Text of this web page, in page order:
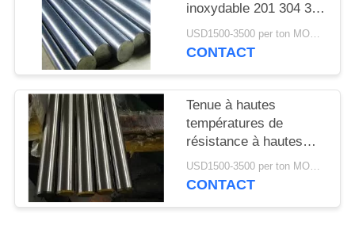
PRIVACY
POLICY
inoxydable 201 304 316
a vissé la tolérance de
±1%
USD1500-3500 per ton MOQ:1TON
CONTACT
Tenue à hautes
températures de
résistance à hautes
températures en acier
douce de Rod
USD1500-3500 per ton MOQ:1TON
CONTACT